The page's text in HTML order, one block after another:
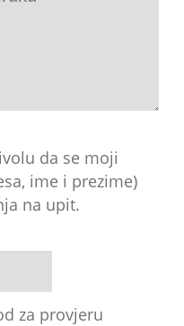
da se moji
ime i prezime)
na upit.
za provjeru